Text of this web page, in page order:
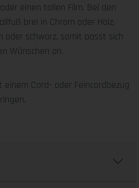
einen tollen Film. Bei den
brei in Chrom oder Holz,
schwarz, somit passt sich
Wünschen an.
Cord- oder Feincordbezug